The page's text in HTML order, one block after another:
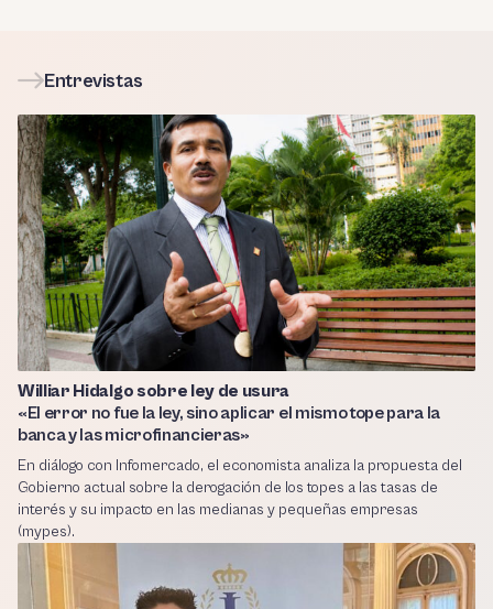
Entrevistas
Williar Hidalgo sobre ley de usura
«El error no fue la ley, sino aplicar el mismo tope para la
banca y las microfinancieras»
En diálogo con Infomercado, el economista analiza la propuesta del
Gobierno actual sobre la derogación de los topes a las tasas de
interés y su impacto en las medianas y pequeñas empresas
(mypes).